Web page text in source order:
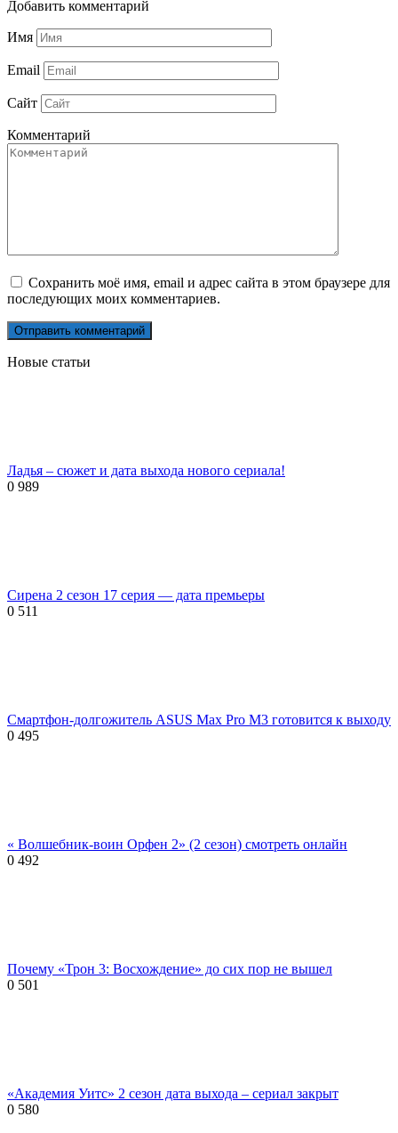
Добавить комментарий
Имя
Email
Сайт
Комментарий
Сохранить моё имя, email и адрес сайта в этом браузере для
последующих моих комментариев.
Новые статьи
Ладья – сюжет и дата выхода нового сериала!
0 989
Сирена 2 сезон 17 серия — дата премьеры
0 511
Смартфон-долгожитель ASUS Max Pro M3 готовится к выходу
0 495
« Волшебник-воин Орфен 2» (2 сезон) смотреть онлайн
0 492
Почему «Трон 3: Восхождение» до сих пор не вышел
0 501
«Академия Уитс» 2 сезон дата выхода – сериал закрыт
0 580